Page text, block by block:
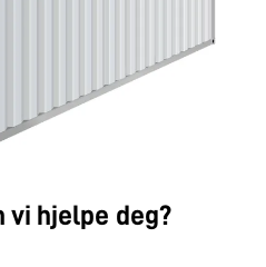
vi hjelpe deg?